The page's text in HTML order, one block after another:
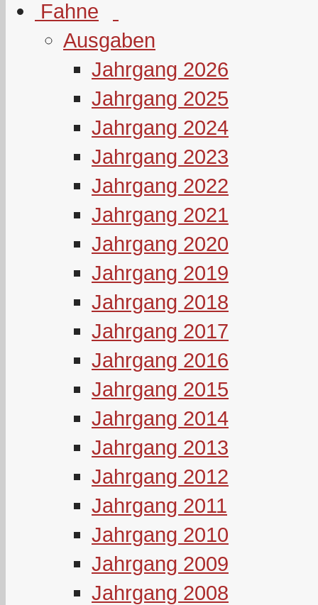
Ausgaben
Jahrgang 2026
Jahrgang 2025
Jahrgang 2024
Jahrgang 2023
Jahrgang 2022
Jahrgang 2021
Jahrgang 2020
Jahrgang 2019
Jahrgang 2018
Jahrgang 2017
Jahrgang 2016
Jahrgang 2015
Jahrgang 2014
Jahrgang 2013
Jahrgang 2012
Jahrgang 2011
Jahrgang 2010
Jahrgang 2009
Jahrgang 2008